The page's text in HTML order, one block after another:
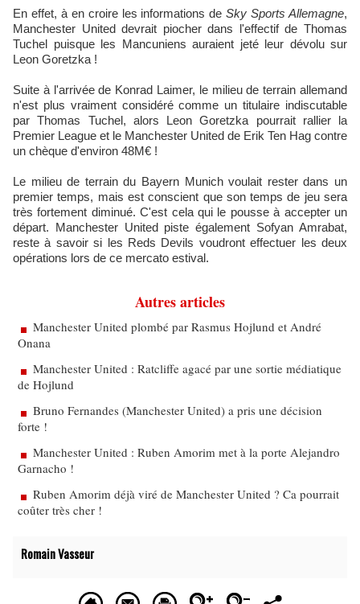
En effet, à en croire les informations deSky Sports Allemagne,
Manchester United devrait piocher dans l'effectif de Thomas
Tuchel puisque les Mancuniens auraient jeté leur dévolu sur
Leon Goretzka !
Suite à l'arrivée de Konrad Laimer, le milieu de terrain allemand
n'est plus vraiment considéré comme un titulaire indiscutable
par Thomas Tuchel, alors Leon Goretzka pourrait rallier la
Premier League et le Manchester United de Erik Ten Hag contre
un chèque d'environ 48M€ !
Le milieu de terrain du Bayern Munich voulait rester dans un
premier temps, mais est conscient que son temps de jeu sera
très fortement diminué. C'est cela qui le pousse à accepter un
départ. Manchester United piste également Sofyan Amrabat,
reste à savoir si les Reds Devils voudront effectuer les deux
opérations lors de ce mercato estival.
Autres articles
Manchester United plombé par Rasmus Hojlund et André
Onana
Manchester United : Ratcliffe agacé par une sortie médiatique
de Hojlund
Bruno Fernandes (Manchester United) a pris une décision
forte !
Manchester United : Ruben Amorim met à la porte Alejandro
Garnacho !
Ruben Amorim déjà viré de Manchester United ? Ca pourrait
coûter très cher !
Romain Vasseur